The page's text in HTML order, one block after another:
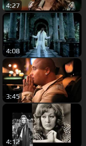
4:27
4:08
3:45
4:12